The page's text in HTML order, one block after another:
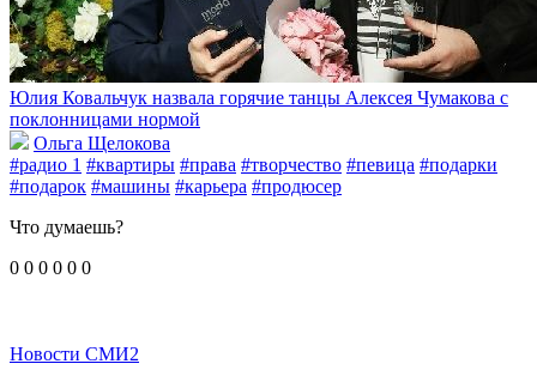
Юлия Ковальчук назвала горячие танцы Алексея Чумакова с
поклонницами нормой
Ольга Щелокова
#радио 1 #квартиры #права #творчество #певица #подарки
#подарок #машины #карьера #продюсер
Что думаешь?
0 0 0 0 0 0
Новости СМИ2